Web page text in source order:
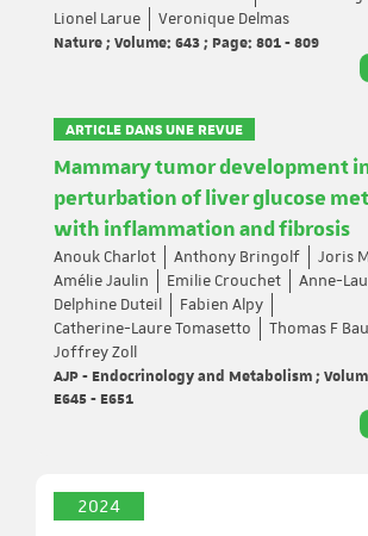
Lionel Larue
Veronique Delmas
Nature ; Volume: 643 ; Page: 801 - 809
ARTICLE DANS UNE REVUE
Mammary tumor development
perturbation of liver glucose
with inflammation and fibrosis
Anouk Charlot Anthony Bringolf
Joris
Amélie Jaulin
Emilie Crouchet
Anne-
Delphine Duteil
Fabien Alpy
Catherine-Laure Tomasetto
Thomas F
Joffrey Zoll
AJP - Endocrinology and Metabolism ;
E645 - E651
2024